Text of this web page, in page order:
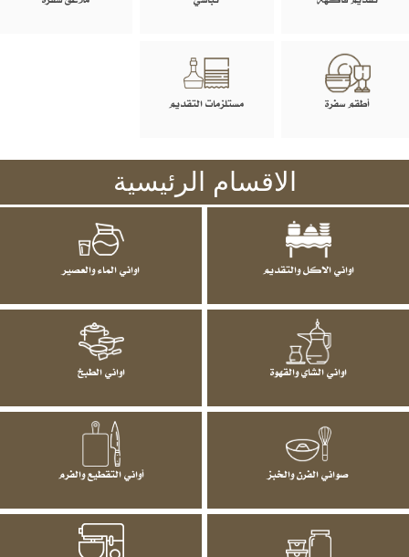
أطقم سفرة مستلزمات التقديم
الاقسام الرئيسية
اواني الاكل والتقديم اواني الماء والعصير
اواني الشاي والقهوة اواني الطبخ
صواني الفرن والخبز أواني التقطيع والفرم